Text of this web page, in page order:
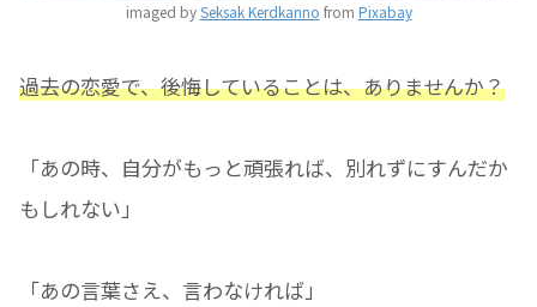
imaged bySeksak Kerdkanno from Pixabay
過去の恋愛で、後悔していることは、ありませんか？
「あの時、自分がもっと頑張れば、別れずにすんだか
もしれない」
「あの言葉さえ、言わなければ」